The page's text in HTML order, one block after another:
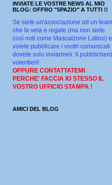
INVIATE LE VOSTRE NEWS AL MIO
BLOG: OFFRO "SPAZIO" A TUTTI !!
Se siete un'associazione od un team
che fa vela e regate (ma non siete
così noti come Mascalzone Latino) e
volete pubblicare i vostri comunicati
dovete solo inviarmeli: li pubblicherò
volentieri!
OPPURE CONTATTATEMI
PERCHE' FACCIA IO STESSO IL
VOSTRO UFFICIO STAMPA !
AMICI DEL BLOG